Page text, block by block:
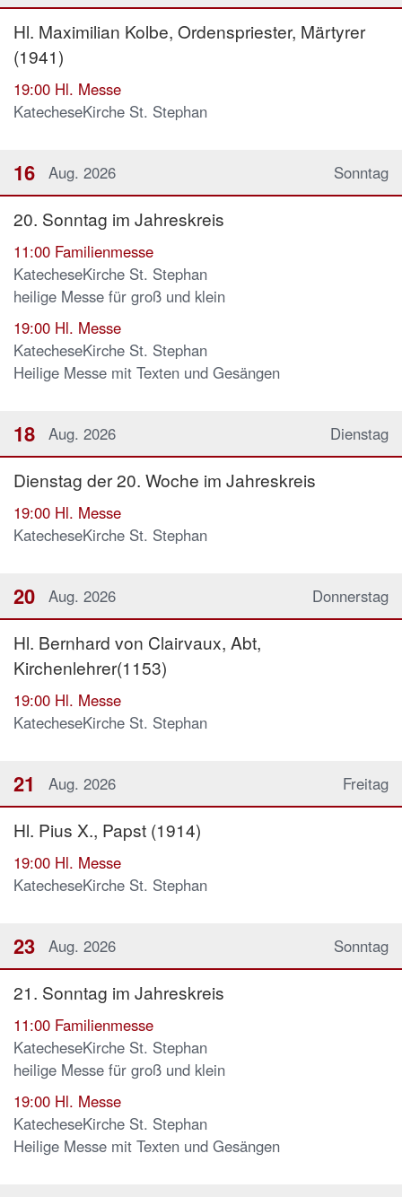
Hl. Maximilian Kolbe, Ordenspriester, Märtyrer
(1941)
19:00 Hl. Messe
KatecheseKirche St. Stephan
Sonntag
16 Aug. 2026
20. Sonntag im Jahreskreis
11:00 Familienmesse
KatecheseKirche St. Stephan
heilige Messe für groß und klein
19:00 Hl. Messe
KatecheseKirche St. Stephan
Heilige Messe mit Texten und Gesängen
Dienstag
18 Aug. 2026
Dienstag der 20. Woche im Jahreskreis
19:00 Hl. Messe
KatecheseKirche St. Stephan
Donnerstag
20 Aug. 2026
Hl. Bernhard von Clairvaux, Abt,
Kirchenlehrer(1153)
19:00 Hl. Messe
KatecheseKirche St. Stephan
Freitag
21 Aug. 2026
Hl. Pius X., Papst (1914)
19:00 Hl. Messe
KatecheseKirche St. Stephan
Sonntag
23 Aug. 2026
21. Sonntag im Jahreskreis
11:00 Familienmesse
KatecheseKirche St. Stephan
heilige Messe für groß und klein
19:00 Hl. Messe
KatecheseKirche St. Stephan
Heilige Messe mit Texten und Gesängen